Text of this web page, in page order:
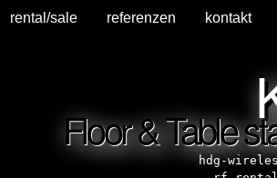
rental/sale referenzen kontakt
rental/sale referenzen kontakt
Floor & Table
hdg-